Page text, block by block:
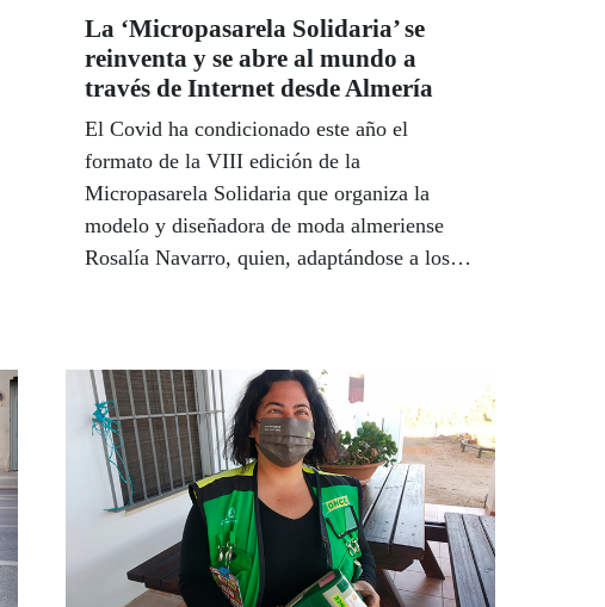
La ‘Micropasarela Solidaria’ se
reinventa y se abre al mundo a
través de Internet desde Almería
El Covid ha condicionado este año el
formato de la VIII edición de la
Micropasarela Solidaria que organiza la
modelo y diseñadora de moda almeriense
Rosalía Navarro, quien, adaptándose a los
internacional. Un total de 40 niños ciegos o
con discapacidad visual grave, con Síndrome
de Down, miembros de Asalsido, y con otras
discapacidades han participado este año en
el desfile virtual celebrado a los pies de la
catedral de Almería con el apoyo de la
Diputación y el Ayuntamiento de Almería.